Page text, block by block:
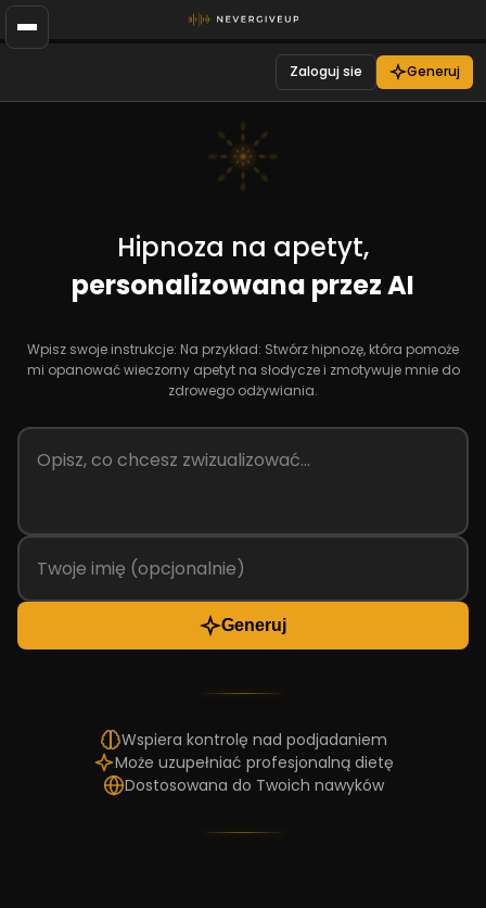
Zaloguj sie Generuj
Hipnoza na apetyt,
personalizowana przez AI
Wpisz swoje instrukcje: Na przykład: Stwórz hipnozę, która pomoże
mi opanować wieczorny apetyt na słodycze i zmotywuje mnie do
zdrowego odżywiania.
Generuj
Wspiera kontrolę nad podjadaniem
Może uzupełniać profesjonalną dietę
Dostosowana do Twoich nawyków